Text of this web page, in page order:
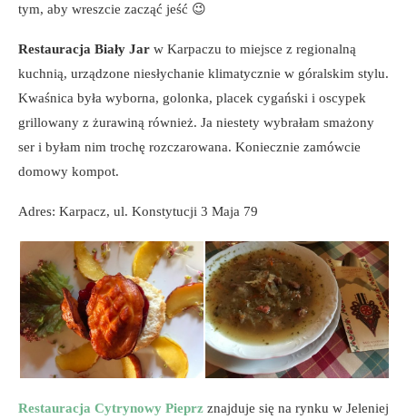
tym, aby wreszcie zacząć jeść 😉
Restauracja Biały Jar w Karpaczu to miejsce z regionalną
kuchnią, urządzone niesłychanie klimatycznie w góralskim stylu.
Kwaśnica była wyborna, golonka, placek cygański i oscypek
grillowany z żurawiną również. Ja niestety wybrałam smażony
ser i byłam nim trochę rozczarowana. Koniecznie zamówcie
domowy kompot.
Adres: Karpacz, ul. Konstytucji 3 Maja 79
Restauracja Cytrynowy Pieprz znajduje się na rynku w Jeleniej